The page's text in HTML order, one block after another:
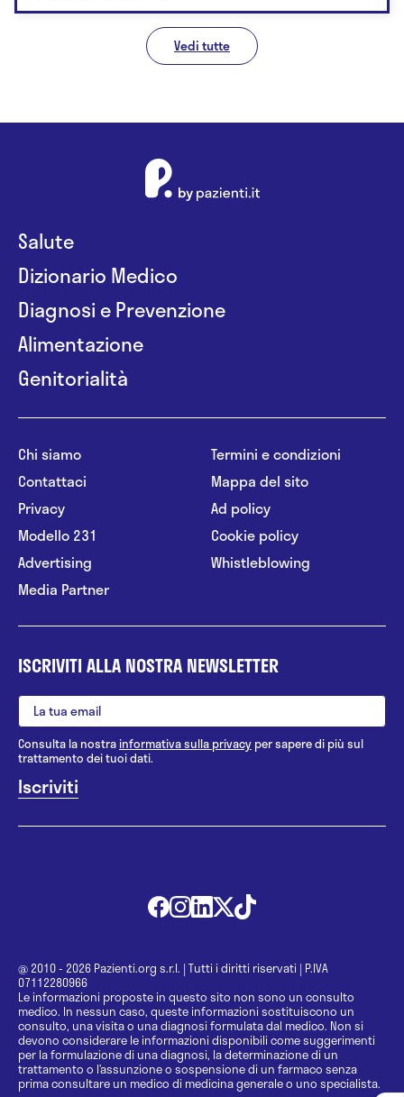
Vedi tutte
Salute
Dizionario Medico
Diagnosi e Prevenzione
Alimentazione
Genitorialità
Chi siamo
Contattaci
Privacy
Modello 231
Advertising
Media Partner
Termini e condizioni
Mappa del sito
Ad policy
Cookie policy
Whistleblowing
ISCRIVITI ALLA NOSTRA NEWSLETTER
Consulta la nostrainformativa sulla privacy per sapere di più sul
trattamento dei tuoi dati.
@ 2010 - 2026 Pazienti.org s.r.l. | Tutti i diritti riservati | P.IVA
07112280966
Le informazioni proposte in questo sito non sono un consulto
medico. In nessun caso, queste informazioni sostituiscono un
consulto, una visita o una diagnosi formulata dal medico. Non si
devono considerare le informazioni disponibili come suggerimenti
per la formulazione di una diagnosi, la determinazione di un
trattamento o l’assunzione o sospensione di un farmaco senza
prima consultare un medico di medicina generale o uno specialista.